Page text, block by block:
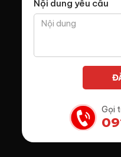
Nội dung yêu cầu
Gọi